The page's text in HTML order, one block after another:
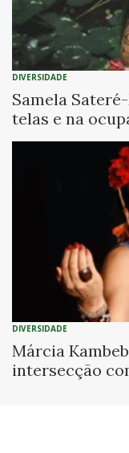
DIVERSIDADE
Samela
telas e na
DIVERSIDADE
Márcia
intersecção